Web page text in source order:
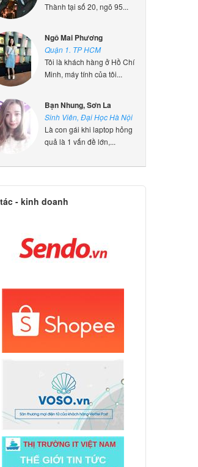
Thành tại số 20, ngõ 95...
Ngô Mai Phương
Quận 1. TP HCM
Tôi là khách hàng ở Hồ Chí
Minh, máy tính của tôi...
Bạn Nhung, Sơn La
Sinh Viên, Đại Học Hà Nội
Là con gái khi laptop hỏng
quả là 1 vấn đề lớn,...
- kinh doanh